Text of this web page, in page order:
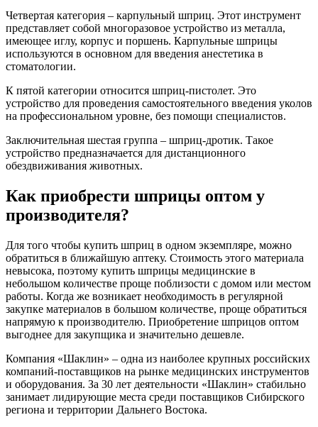
Четвертая категория – карпульный шприц. Этот инструмент
представляет собой многоразовое устройство из металла,
имеющее иглу, корпус и поршень. Карпульные шприцы
используются в основном для введения анестетика в
стоматологии.
К пятой категории относится шприц-пистолет. Это
устройство для проведения самостоятельного введения уколов
на профессиональном уровне, без помощи специалистов.
Заключительная шестая группа – шприц-дротик. Такое
устройство предназначается для дистанционного
обездвиживания животных.
Как приобрести шприцы оптом у
производителя?
Для того чтобы купить шприц в одном экземпляре, можно
обратиться в ближайшую аптеку. Стоимость этого материала
невысока, поэтому купить шприцы медицинские в
небольшом количестве проще поблизости с домом или местом
работы. Когда же возникает необходимость в регулярной
закупке материалов в большом количестве, проще обратиться
напрямую к производителю. Приобретение шприцов оптом
выгоднее для закупщика и значительно дешевле.
Компания «Шаклин» – одна из наиболее крупных российских
компаний-поставщиков на рынке медицинских инструментов
и оборудования. За 30 лет деятельности «Шаклин» стабильно
занимает лидирующие места среди поставщиков Сибирского
региона и территории Дальнего Востока.